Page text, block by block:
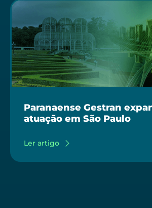
Paranaense Gestran
atuação em São Paulo
Ler artigo